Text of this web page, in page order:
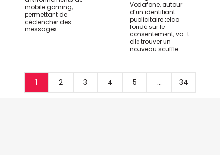
mobile gaming,
permettant de
déclencher des
messages...
Vodafone, autour
d’un identifiant
publicitaire telco
fondé sur le
consentement, va-t-
elle trouver un
nouveau souffle...
1 2 3 4 5 ... 34